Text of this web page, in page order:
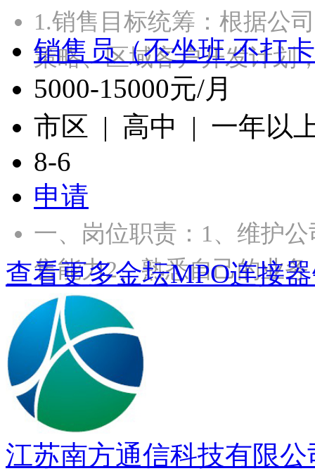
1.销售目标统筹：根据公
策略、区域客户开发计
销售员（不坐班 不打
5000-15000元/月
市区 | 高中 | 一年以
8-6
申请
一、岗位职责：1、维护
售能力2、熟悉自己的业
查看更多金坛MPO连接
江苏南方通信科技有限公